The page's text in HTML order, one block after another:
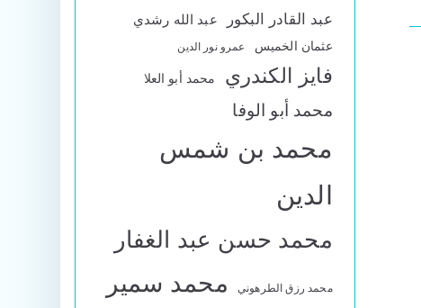
عبد القادر البكور عبد الله رشدي
عثمان الخميس عمرو نور الدين
فايز الكندري محمد أبو العلا
محمد أبو الوفا
محمد بن شمس
الدين
محمد حسن عبد الغفار
محمد رزق الطرهوني محمد سمير